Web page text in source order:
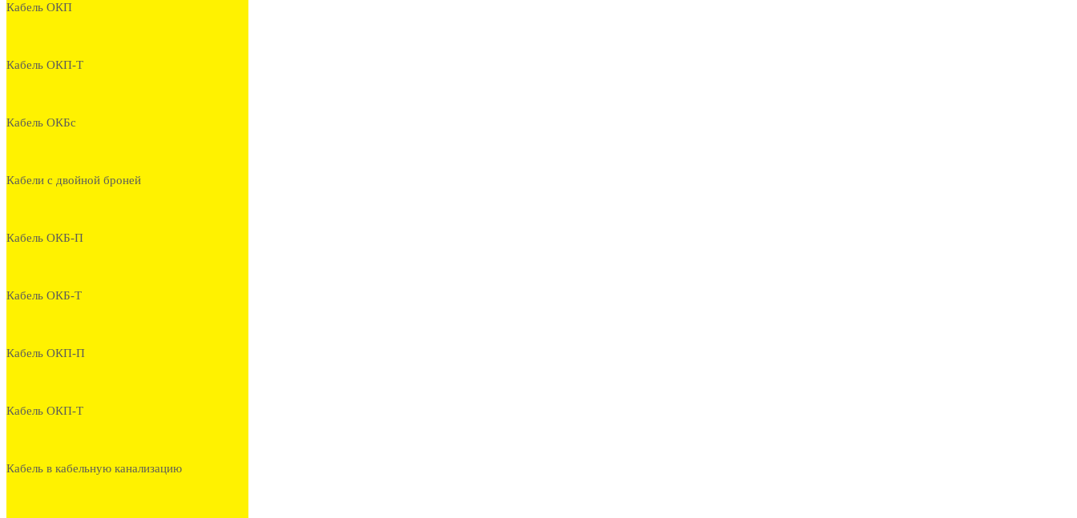
Кабель ОКП
Кабель ОКП-Т
Кабель ОКБс
Кабели с двойной броней
Кабель ОКБ-П
Кабель ОКБ-Т
Кабель ОКП-П
Кабель ОКП-Т
Кабель в кабельную канализацию